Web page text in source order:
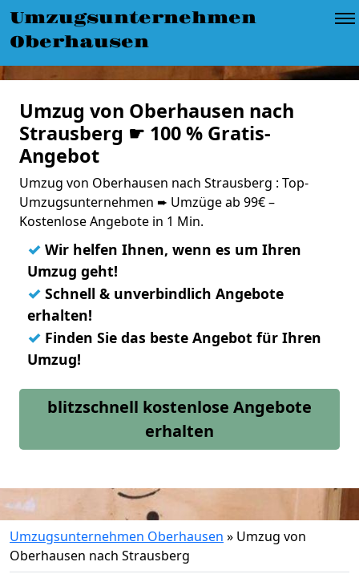
Umzugsunternehmen
Oberhausen
Umzug von Oberhausen nach
Strausberg ☛ 100 % Gratis-
Angebot
Umzug von Oberhausen nach Strausberg : Top-
Umzugsunternehmen ➨ Umzüge ab 99€ –
Kostenlose Angebote in 1 Min.
✓ Wir helfen Ihnen, wenn es um Ihren
Umzug geht!
✓ Schnell & unverbindlich Angebote
erhalten!
✓ Finden Sie das beste Angebot für Ihren
Umzug!
blitzschnell kostenlose Angebote
erhalten
Umzugsunternehmen Oberhausen » Umzug von
Oberhausen nach Strausberg